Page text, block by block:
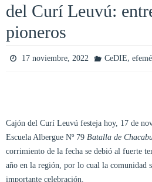
del Curí Leuvú:
pioneros
17 noviembre, 2022 CeDIE,
Cajón del Curí Leuvú festeja hoy, 17 de
Escuela Albergue Nº 79 Batalla de
corrimiento de la fecha se debió al fuerte
año en la región, por lo cual la comunidad
importante celebración.